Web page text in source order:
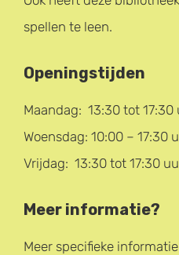
spellen te leen.
Openingstijden
Maandag: 13:30 tot 17:30
Woensdag: 10:00 – 17:30
Vrijdag: 13:30 tot 17:30
Meer informatie?
Meer specifieke